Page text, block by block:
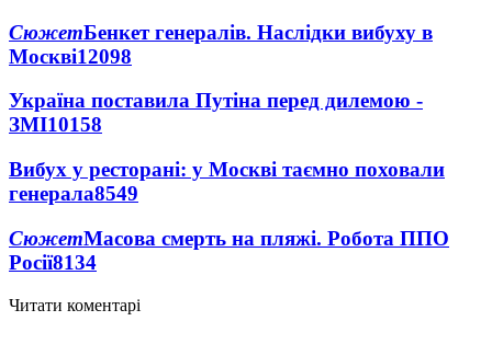
СюжетБенкет генералів. Наслідки вибуху в
Москві12098
Україна поставила Путіна перед дилемою -
ЗМІ10158
Вибух у ресторані: у Москві таємно поховали
генерала8549
СюжетМасова смерть на пляжі. Робота ППО
Росії8134
Читати коментарі